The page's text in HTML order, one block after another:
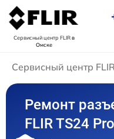
Сервисный центр FLIRв
Омске
Сервисный центр
Ремонт
FLIR TS24 Pro